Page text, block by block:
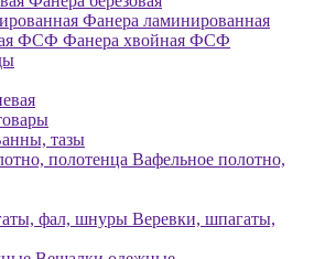
Фанера ламинированная
Фанера хвойная ФСФ
тазы
Вафельное полотно,
Веревки, шпагаты,